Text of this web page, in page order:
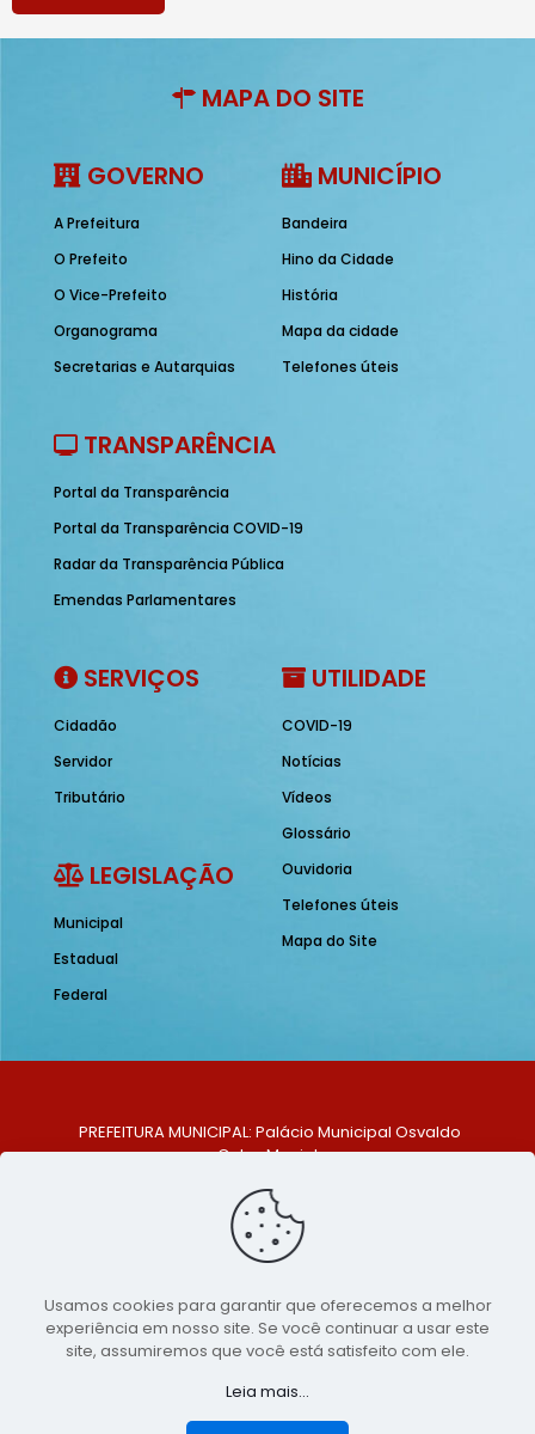
MAPA DO SITE
GOVERNO
A Prefeitura
O Prefeito
O Vice-Prefeito
Organograma
Secretarias e Autarquias
MUNICÍPIO
Bandeira
Hino da Cidade
História
Mapa da cidade
Telefones úteis
TRANSPARÊNCIA
Portal da Transparência
Portal da Transparência COVID-19
Radar da Transparência Pública
Emendas Parlamentares
SERVIÇOS
Cidadão
Servidor
Tributário
LEGISLAÇÃO
Municipal
Estadual
Federal
UTILIDADE
COVID-19
Notícias
Vídeos
Glossário
Ouvidoria
Telefones úteis
Mapa do Site
PREFEITURA MUNICIPAL: Palácio Municipal Osvaldo
Celso Maciel
Centro, São Bento do Una - PE. CEP: 553370-128
TELEFONE: (81) 99548-1569
E-MAIL: ouvidoria@saobentodouna.pe.gov.br
Copyright 2021-2026 - Assessoria de Comunicação da
Prefeitura de São Bento do Una - PE
publicidadeLumusWeb - Agência Digital
Usamos cookies para garantir que oferecemos a melhor
experiência em nosso site. Se você continuar a usar este
site, assumiremos que você está satisfeito com ele.
Leia mais...